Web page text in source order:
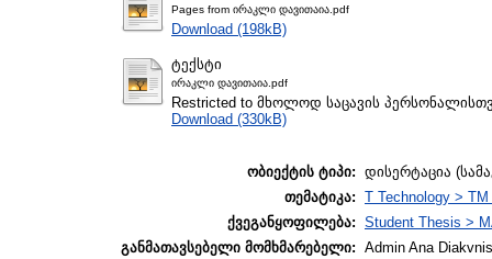
Pages from ირაკლი დავითაია.pdf
Download (198kB)
ტექსტი
ირაკლი დავითაია.pdf
Restricted to მხოლოდ საცავის
Download (330kB)
ობიექტის ტიპი: დისერტაცია
თემატიკა: T Technology >
ქვეგანყოფილება: Student Thesis >
განმათავსებელი მომხმარებელი: Admin Ana